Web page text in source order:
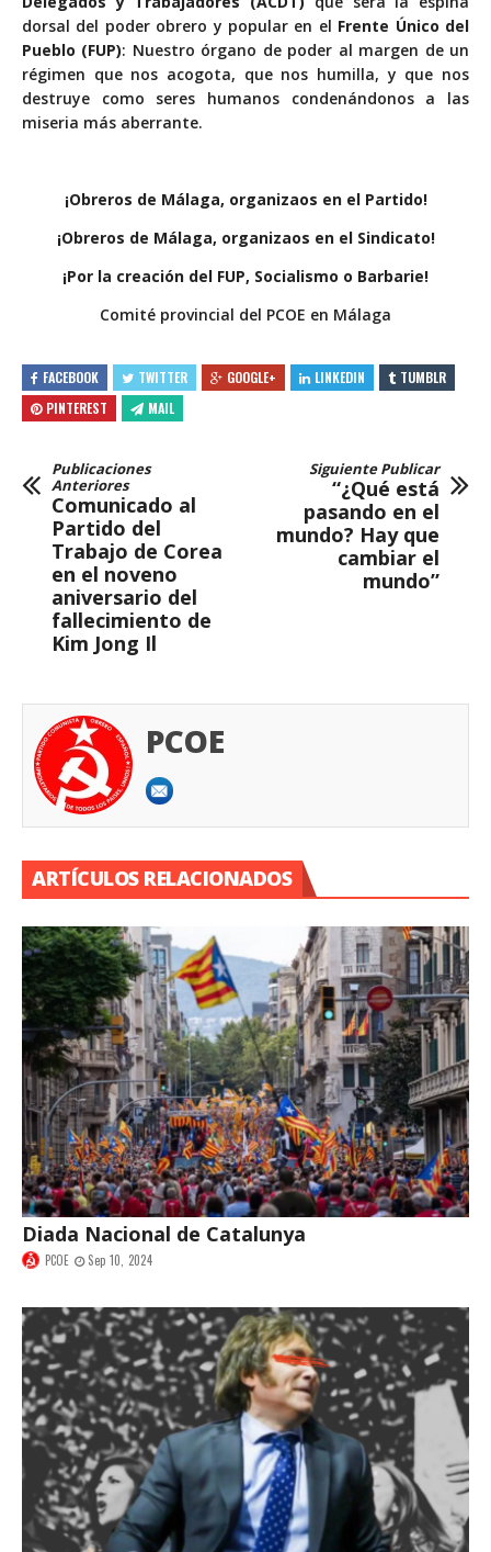
dorsal del poder obrero y popular en el Frente Único del
Pueblo (FUP):​ Nuestro órgano de poder al margen de un
régimen que nos acogota, que nos humilla, y que nos
destruye como seres humanos condenándonos a las
miseria más aberrante.
¡Obreros de Málaga, organizaos en el Partido!
¡Obreros de Málaga, organizaos en el Sindicato!
¡Por la creación del FUP, Socialismo o Barbarie!
Comité provincial del PCOE en Málaga
FACEBOOK TWITTER GOOGLE+ LINKEDIN
TUMBLR
PINTEREST
MAIL
Publicaciones
Anteriores
Comunicado al
Partido del
Trabajo de Corea
en el noveno
aniversario del
fallecimiento de
Kim Jong Il
Siguiente Publicar
“¿Qué está
pasando en el
mundo? Hay que
cambiar el
mundo”
PCOE
ARTÍCULOS RELACIONADOS
Diada Nacional de Catalunya
PCOE Sep 10, 2024